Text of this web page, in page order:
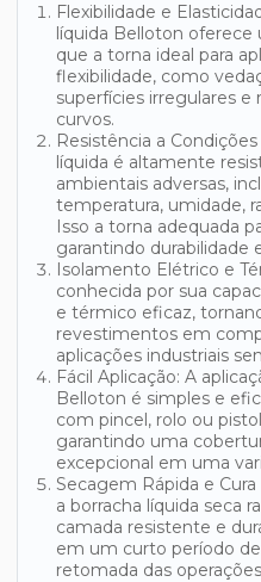
Flexibilidade e
líquida Belloton oferece
que a torna ideal para
flexibilidade, como
superfícies irregulares
curvos.
Resistência a
líquida é altamente
ambientais adversas,
temperatura, umidade,
Isso a torna adequada
garantindo durabilidade
Isolamento Elétrico e
conhecida por sua
e térmico eficaz,
revestimentos em
aplicações industriais
Fácil Aplicação: A
Belloton é simples e
com pincel, rolo ou
garantindo uma
excepcional em uma
Secagem Rápida e
a borracha líquida seca
camada resistente e
em um curto período
retomada das